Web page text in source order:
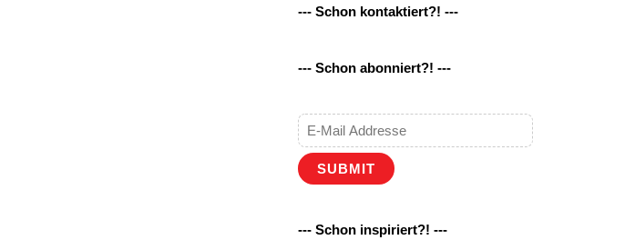
--- Schon kontaktiert?! ---
--- Schon abonniert?! ---
SUBMIT
--- Schon inspiriert?! ---